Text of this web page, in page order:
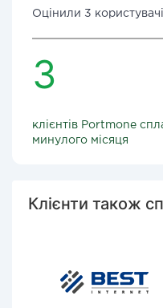
Оцінили 3
3
клієнтів Portmone
минулого місяця
Клієнти також